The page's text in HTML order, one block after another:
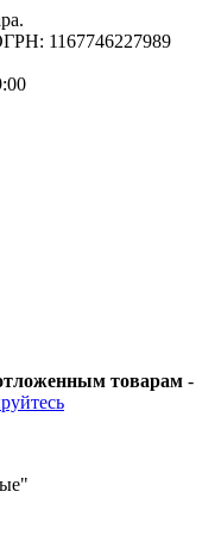
1167746227989
товарам -